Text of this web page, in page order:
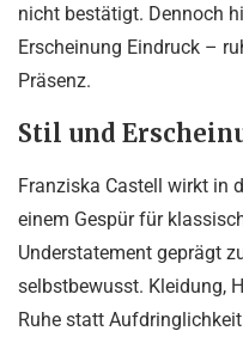
nicht bestätigt. Dennoch
Erscheinung Eindruck –
Präsenz.
Stil und
Franziska Castell wirkt in
einem Gespür für
Understatement geprägt
selbstbewusst. Kleidung,
Ruhe statt